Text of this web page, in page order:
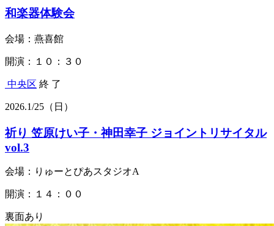
和楽器体験会
会場：燕喜館
開演：１０：３０
中央区 終 了
2026.1/25 （日）
祈り 笠原けい子・神田幸子 ジョイントリサイタル
vol.3
会場：りゅーとぴあスタジオA
開演：１４：００
裏面あり